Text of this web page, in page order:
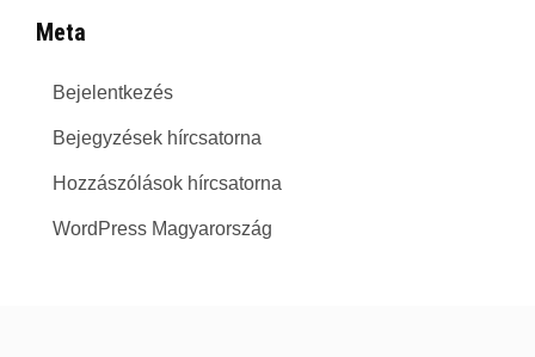
Meta
Bejelentkezés
Bejegyzések hírcsatorna
Hozzászólások hírcsatorna
WordPress Magyarország